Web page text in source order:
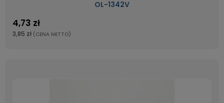
OL-1342V
4,73 zł
3,85 zł (CENA NETTO)